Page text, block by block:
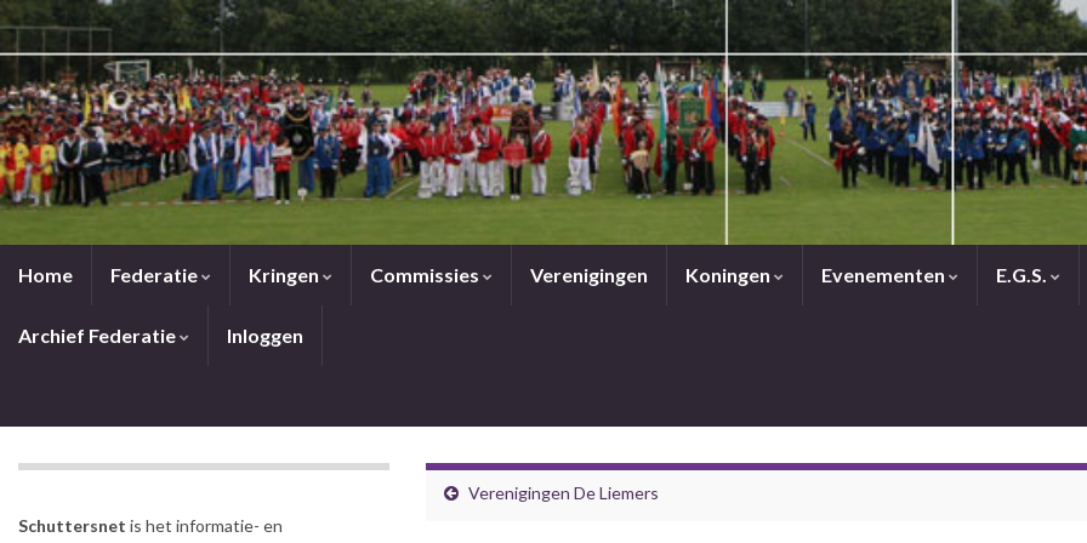
Home Federatie Kringen Commissies Verenigingen Koningen Evenementen E.G.S.
Archief Federatie Inloggen
Verenigingen De Liemers
Schuttersnet is het informatie- en